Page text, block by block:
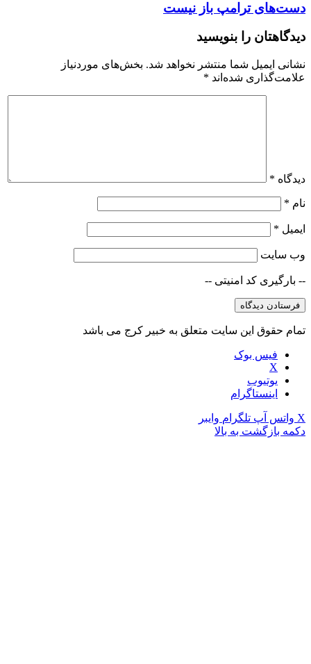
دست‌های ترامپ باز نیست
دیدگاهتان را بنویسید
نشانی ایمیل شما منتشر نخواهد شد. بخش‌های موردنیاز
علامت‌گذاری شده‌اند *
دیدگاه *
نام *
ایمیل *
وب‌ سایت
-- بارگیری کد امنیتی --
تمام حقوق این سایت متعلق به خبیر کرج می باشد
فیس بوک
X
یوتیوب
اینستاگرام
X واتس آپ تلگرام وایبر
دکمه بازگشت به بالا